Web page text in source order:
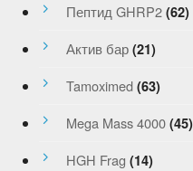
Пептид GHRP2 (62)
Актив бар (21)
Tamoximed (63)
Mega Mass 4000 (45)
HGH Frag (14)